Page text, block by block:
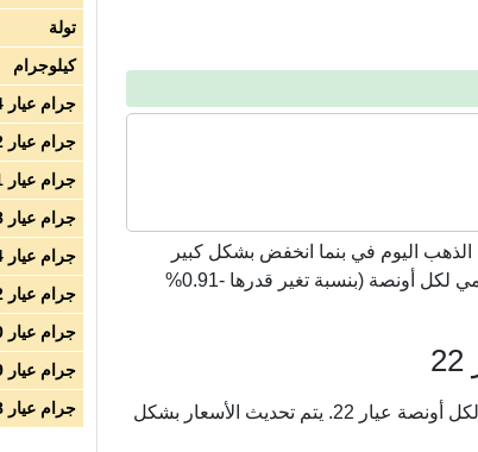
بنمي لكل أونصة عيار 22. الذهب اليوم في بنما انخفض بشكل كبير
بمقدار 35.80 بالبوا بنمي لكل أونصة عيار 22 لتسجل 3,877.43 بالبوا بنمي لكل أونصة (بنسبة تغير قدرها -0.91%
لكل أونصة عيار 22. يتم تحديث الأسعار بشكل
تولة
كيلوجرام
جرام عيار 24
جرام عيار 22
جرام عيار 21
جرام عيار 18
جرام عيار 14
جرام عيار 12
جرام عيار 10
جرام عيار 9
جرام عيار 8